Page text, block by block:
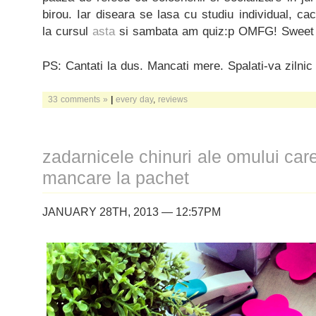
birou. Iar diseara se lasa cu studiu individual,
la cursul astasi sambata am quiz:p OMFG! Sweet
PS: Cantati la dus. Mancati mere. Spalati-va
33 comments » | every day, reviews
zadarnicele chinuri ale omului
mancare la pachet
JANUARY 28TH, 2013 — 12:57PM